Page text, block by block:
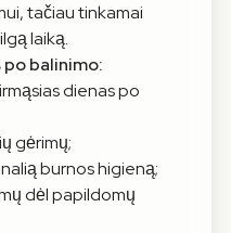
tačiau tinkamai
laiką.
balinimo:
dienas po
gėrimų;
burnos higieną;
dėl papildomų